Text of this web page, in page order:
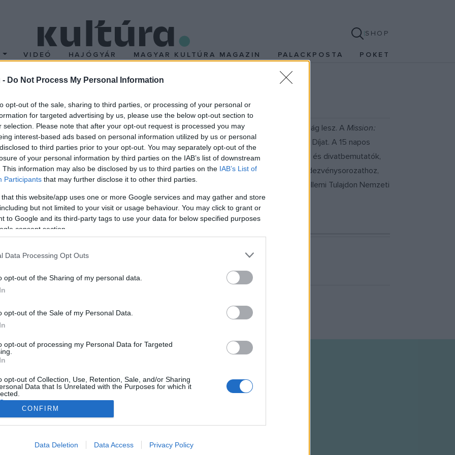
- Do Not Process My Personal Information
opt-out of the sale, sharing to third parties, or processing of your personal or
for targeted advertising by us, please use the below opt-out section to
selection. Please note that after your opt-out request is processed you may
interest-based ads based on personal information utilized by us or personal
to third parties prior to your opt-out. You may separately opt-out of the
of your personal information by third parties on the IAB’s list of downstream
This information may also be disclosed by us to third parties on the IAB’s List of
Participants that may further disclose it to other third parties.
that this website/app uses one or more Google services and may gather and store
but not limited to your visit or usage behaviour. You may click to grant or
to Google and its third-party tags to use your data for below specified purposes
consent section.
Data Processing Opt Outs
opt-out of the Sharing of my personal data.
opt-out of the Sale of my Personal Data.
opt-out of processing my Personal Data for Targeted
opt-out of Collection, Use, Retention, Sale, and/or Sharing
Data that Is Unrelated with the Purposes for which it
allow Google to enable storage related to advertising like cookies on
CONFIRM
Data Deletion Data Access Privacy Policy
SHOP
VIDEÓ HAJÓGYÁR MAGYAR KULTÚRA MAGAZIN PALACKPOSTA POKET
Hét
15. évfordulóját ünneplő Design Hét Budapest, amelynek díszvendége idén Németország lesz. A Mission:
adják át a Magyar Formatervezési Díjat, valamint az idén 10 éves Design Management Díjat. A 15 napos
ad a tervezői műhelyekbe való bepillantásra, lesznek sztárdizájner-előadások, termék- és divatbemutatók,
beszélgetések. A korábbi évekhez hasonlóan több vidéki város is kapcsolódik a rendezvénysorozathoz,
majd az érdeklődők. A rendezvénysorozat védnöke és finanszírozója a Szellemi Tulajdon Nemzeti